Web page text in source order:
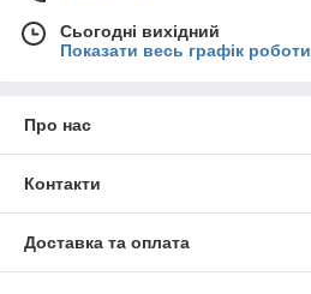
Сьогодні вихідний
Показати весь графік роботи
Про нас
Контакти
Доставка та оплата